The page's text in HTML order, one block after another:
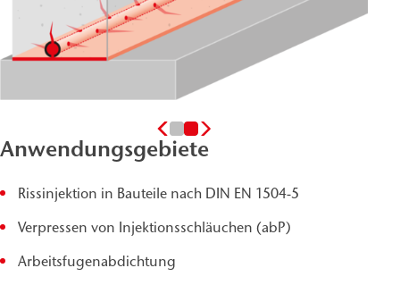
Anwendungsgebiete
Rissinjektion in Bauteile nach DIN EN 1504-5
Verpressen von Injektionsschläuchen (abP)
Arbeitsfugenabdichtung